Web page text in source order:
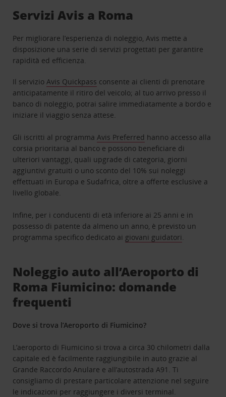
Servizi Avis a Roma
Per migliorare l’esperienza di noleggio, Avis mette a
disposizione una serie di servizi progettati per garantire
rapidità ed efficienza.
Il servizio Avis Quickpass consente ai clienti di prenotare
anticipatamente il ritiro del veicolo; al tuo arrivo presso il
banco di noleggio, potrai salire immediatamente a bordo e
iniziare il viaggio senza attese.
Gli iscritti al programma Avis Preferred hanno accesso alla
corsia prioritaria al banco e possono beneficiare di
ulteriori vantaggi, quali upgrade di categoria, giorni
aggiuntivi gratuiti o uno sconto del 10% sui noleggi
effettuati in Europa e Sudafrica, oltre a offerte esclusive a
livello globale.
Infine, per i conducenti di età inferiore ai 25 anni e in
possesso di patente da almeno un anno, è previsto un
programma specifico dedicato ai giovani guidatori
Noleggio auto all’Aeroporto di
Roma Fiumicino: domande
frequenti
Dove si trova l’Aeroporto di Fiumicino?
L’aeroporto di Fiumicino si trova a circa 30 chilometri dalla
capitale ed è facilmente raggiungibile in auto grazie al
Grande Raccordo Anulare e all’autostrada A91. Ti
consigliamo di prestare particolare attenzione nel seguire
le indicazioni per raggiungere i diversi terminal.